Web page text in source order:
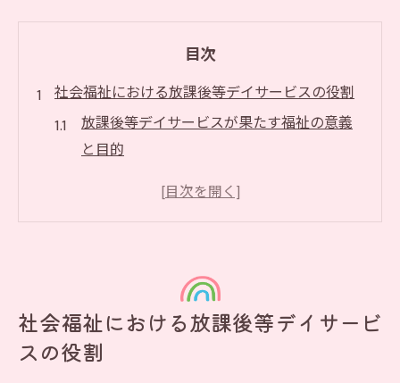
目次
社会福祉における放課後等デイサービスの役割
放課後等デイサービスが果たす福祉の意義
と目的
障害児支援における放課後等デイサービス
放課後等デイサービスの法的根拠と社会福
祉との関係
放課後等デイサービスが支える家族の安心
社会福祉における放課後等デイサービ
スの役割